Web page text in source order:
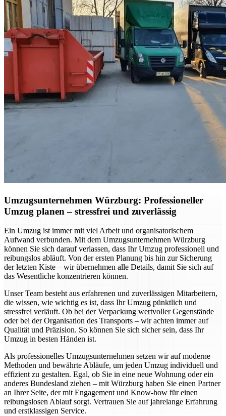
Umzugsunternehmen Würzburg: Professioneller
Umzug planen – stressfrei und zuverlässig
Ein Umzug ist immer mit viel Arbeit und organisatorischem
Aufwand verbunden. Mit dem Umzugsunternehmen Würzburg
können Sie sich darauf verlassen, dass Ihr Umzug professionell und
reibungslos abläuft. Von der ersten Planung bis hin zur Sicherung
der letzten Kiste – wir übernehmen alle Details, damit Sie sich auf
das Wesentliche konzentrieren können.
Unser Team besteht aus erfahrenen und zuverlässigen Mitarbeitern,
die wissen, wie wichtig es ist, dass Ihr Umzug pünktlich und
stressfrei verläuft. Ob bei der Verpackung wertvoller Gegenstände
oder bei der Organisation des Transports – wir achten immer auf
Qualität und Präzision. So können Sie sich sicher sein, dass Ihr
Umzug in besten Händen ist.
Als professionelles Umzugsunternehmen setzen wir auf moderne
Methoden und bewährte Abläufe, um jeden Umzug individuell und
effizient zu gestalten. Egal, ob Sie in eine neue Wohnung oder ein
anderes Bundesland ziehen – mit Würzburg haben Sie einen Partner
an Ihrer Seite, der mit Engagement und Know-how für einen
reibungslosen Ablauf sorgt. Vertrauen Sie auf jahrelange Erfahrung
und erstklassigen Service.